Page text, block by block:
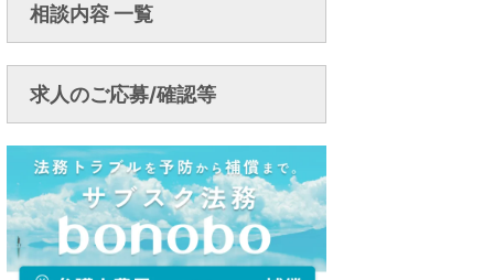
相談内容 一覧
求人のご応募/確認等